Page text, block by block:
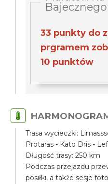
33 punkty do
prgramem
10 punktów
Trasa wycieczki:
Protaras - Kato Dris -
Długość trasy: 250 km
Podczas przejazdu
posiłki, a także sesje